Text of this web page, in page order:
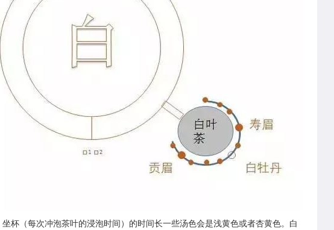
（每次冲泡茶叶的浸泡时间）的时间长一些汤色会是浅黄色或者杏黄色。白